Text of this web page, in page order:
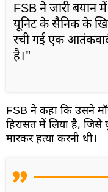
FSB ने जारी बयान
यूनिट के सैनिक के
रची गई एक
है।"
FSB ने कहा कि उसने
हिरासत में लिया है, जिसे
मारकर हत्या करनी थी।